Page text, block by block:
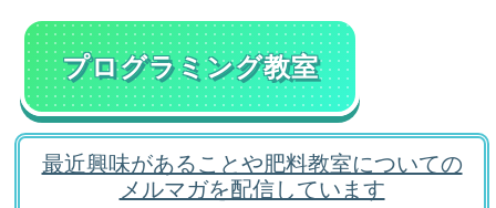
プログラミング教室
最近興味があることや肥料教室についての
メルマガを配信しています